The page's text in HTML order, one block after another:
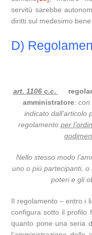
servitù sarebbe
diritti sul medesimo bene.
D)
art. 1106 c.c.
amministratore:
indicato dall’articolo
regolamento per
Nello stesso modo
uno o più partecipanti,
poteri e gli
Il regolamento – entro i
configura sotto il profilo
quanto pone una seria